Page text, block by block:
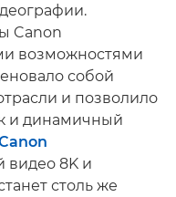
Canon
возможностями
собой
и позволило
и динамичный
видео 8K и
столь же